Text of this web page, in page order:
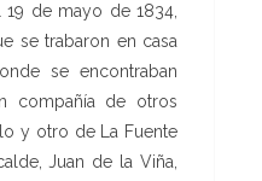
de mayo de 1834,
se trabaron en casa
se encontraban
compañía de otros
y otro de La Fuente
Juan de la Viña,